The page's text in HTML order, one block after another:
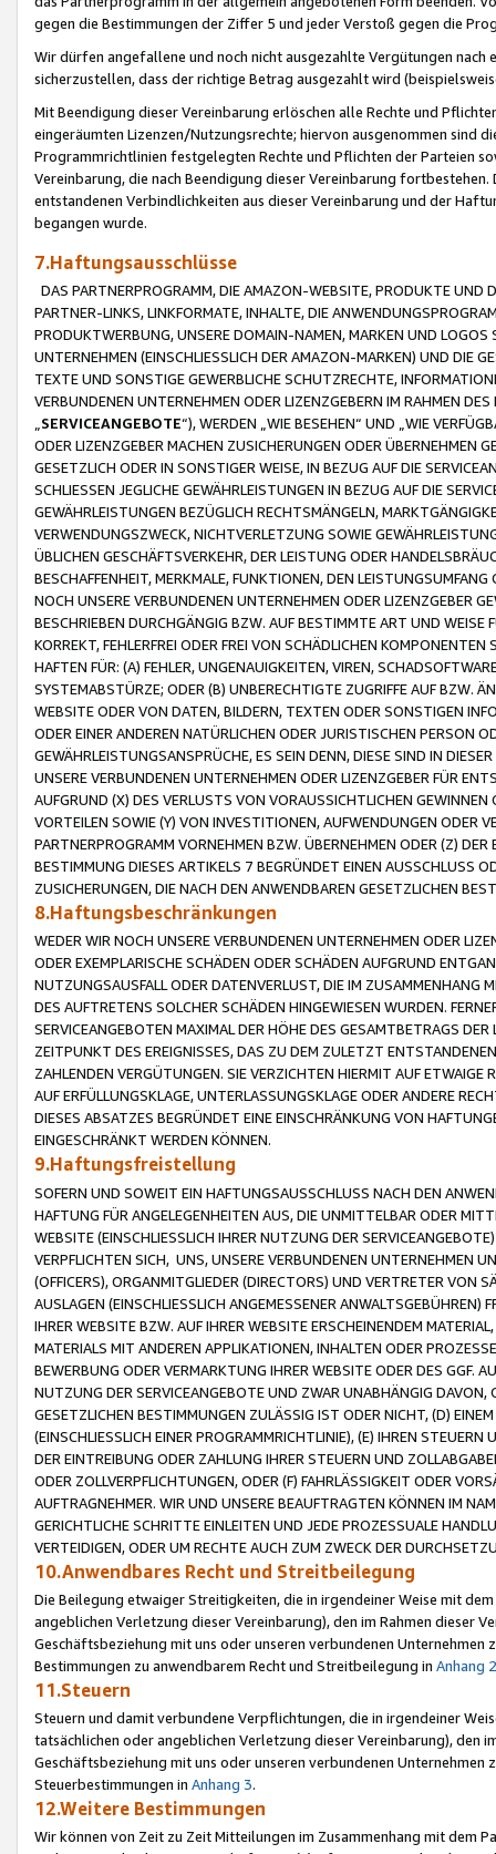
gegen die Bestimmungen der Ziffer 5 und jeder Verstoß gegen die
Wir dürfen angefallene und noch nicht ausgezahlte Vergütungen
sicherzustellen, dass der richtige Betrag ausgezahlt wird
Mit Beendigung dieser Vereinbarung erlöschen alle Rechte und
eingeräumten Lizenzen/Nutzungsrechte; hiervon ausgenommen sind
Programmrichtlinien festgelegten Rechte und Pflichten der Parteien
Vereinbarung, die nach Beendigung dieser Vereinbarung
entstandenen Verbindlichkeiten aus dieser Vereinbarung und der
begangen wurde.
7.Haftungsausschlüsse
DAS PARTNERPROGRAMM, DIE AMAZON-WEBSITE, PRODUKTE UND
PARTNER-LINKS, LINKFORMATE, INHALTE, DIE
PRODUKTWERBUNG, UNSERE DOMAIN-NAMEN, MARKEN UND
UNTERNEHMEN (EINSCHLIESSLICH DER AMAZON-MARKEN) UND DIE
TEXTE UND SONSTIGE GEWERBLICHE SCHUTZRECHTE,
VERBUNDENEN UNTERNEHMEN ODER LIZENZGEBERN IM RAHMEN
SERVICEANGEBOTE“), WERDEN „WIE BESEHEN“ UND „WIE
ODER LIZENZGEBER MACHEN ZUSICHERUNGEN ODER ÜBERNEHMEN
GESETZLICH ODER IN SONSTIGER WEISE, IN BEZUG AUF DIE
SCHLIESSEN JEGLICHE GEWÄHRLEISTUNGEN IN BEZUG AUF DIE
GEWÄHRLEISTUNGEN BEZÜGLICH RECHTSMÄNGELN,
VERWENDUNGSZWECK, NICHTVERLETZUNG SOWIE
ÜBLICHEN GESCHÄFTSVERKEHR, DER LEISTUNG ODER
BESCHAFFENHEIT, MERKMALE, FUNKTIONEN, DEN
NOCH UNSERE VERBUNDENEN UNTERNEHMEN ODER LIZENZGEBER
BESCHRIEBEN DURCHGÄNGIG BZW. AUF BESTIMMTE ART UND
KORREKT, FEHLERFREI ODER FREI VON SCHÄDLICHEN
HAFTEN FÜR: (A) FEHLER, UNGENAUIGKEITEN, VIREN,
SYSTEMABSTÜRZE; ODER (B) UNBERECHTIGTE ZUGRIFFE AUF BZW.
WEBSITE ODER VON DATEN, BILDERN, TEXTEN ODER SONSTIGEN
ODER EINER ANDEREN NATÜRLICHEN ODER JURISTISCHEN PERSON
GEWÄHRLEISTUNGSANSPRÜCHE, ES SEIN DENN, DIESE SIND IN
UNSERE VERBUNDENEN UNTERNEHMEN ODER LIZENZGEBER FÜR
AUFGRUND (X) DES VERLUSTS VON VORAUSSICHTLICHEN
VORTEILEN SOWIE (Y) VON INVESTITIONEN, AUFWENDUNGEN ODER
PARTNERPROGRAMM VORNEHMEN BZW. ÜBERNEHMEN ODER (Z)
BESTIMMUNG DIESES ARTIKELS 7 BEGRÜNDET EINEN AUSSCHLUSS
ZUSICHERUNGEN, DIE NACH DEN ANWENDBAREN GESETZLICHEN
8.Haftungsbeschränkungen
WEDER WIR NOCH UNSERE VERBUNDENEN UNTERNEHMEN ODER
ODER EXEMPLARISCHE SCHÄDEN ODER SCHÄDEN AUFGRUND
NUTZUNGSAUSFALL ODER DATENVERLUST, DIE IM ZUSAMMENHANG
DES AUFTRETENS SOLCHER SCHÄDEN HINGEWIESEN WURDEN.
SERVICEANGEBOTEN MAXIMAL DER HÖHE DES GESAMTBETRAGS
ZEITPUNKT DES EREIGNISSES, DAS ZU DEM ZULETZT
ZAHLENDEN VERGÜTUNGEN. SIE VERZICHTEN HIERMIT AUF
AUF ERFÜLLUNGSKLAGE, UNTERLASSUNGSKLAGE ODER ANDERE
DIESES ABSATZES BEGRÜNDET EINE EINSCHRÄNKUNG VON
EINGESCHRÄNKT WERDEN KÖNNEN.
9.Haftungsfreistellung
SOFERN UND SOWEIT EIN HAFTUNGSAUSSCHLUSS NACH DEN
HAFTUNG FÜR ANGELEGENHEITEN AUS, DIE UNMITTELBAR ODER
WEBSITE (EINSCHLIESSLICH IHRER NUTZUNG DER
VERPFLICHTEN SICH, UNS, UNSERE VERBUNDENEN UNTERNEHMEN
(OFFICERS), ORGANMITGLIEDER (DIRECTORS) UND VERTRETER VON
AUSLAGEN (EINSCHLIESSLICH ANGEMESSENER
IHRER WEBSITE BZW. AUF IHRER WEBSITE ERSCHEINENDEM
MATERIALS MIT ANDEREN APPLIKATIONEN, INHALTEN ODER
BEWERBUNG ODER VERMARKTUNG IHRER WEBSITE ODER DES GGF.
NUTZUNG DER SERVICEANGEBOTE UND ZWAR UNABHÄNGIG
GESETZLICHEN BESTIMMUNGEN ZULÄSSIG IST ODER NICHT, (D)
(EINSCHLIESSLICH EINER PROGRAMMRICHTLINIE), (E) IHREN
DER EINTREIBUNG ODER ZAHLUNG IHRER STEUERN UND
ODER ZOLLVERPFLICHTUNGEN, ODER (F) FAHRLÄSSIGKEIT ODER
AUFTRAGNEHMER. WIR UND UNSERE BEAUFTRAGTEN KÖNNEN IM
GERICHTLICHE SCHRITTE EINLEITEN UND JEDE PROZESSUALE
VERTEIDIGEN, ODER UM RECHTE AUCH ZUM ZWECK DER
10.Anwendbares Recht und Streitbeilegung
Die Beilegung etwaiger Streitigkeiten, die in irgendeiner Weise mit
angeblichen Verletzung dieser Vereinbarung), den im Rahmen dieser
Geschäftsbeziehung mit uns oder unseren verbundenen
Bestimmungen zu anwendbarem Recht und Streitbeilegung in Anhang 2
11.Steuern
Steuern und damit verbundene Verpflichtungen, die in irgendeiner
tatsächlichen oder angeblichen Verletzung dieser Vereinbarung), den
Geschäftsbeziehung mit uns oder unseren verbundenen
Steuerbestimmungen in Anhang 3.
12.Weitere Bestimmungen
Wir können von Zeit zu Zeit Mitteilungen im Zusammenhang mit dem